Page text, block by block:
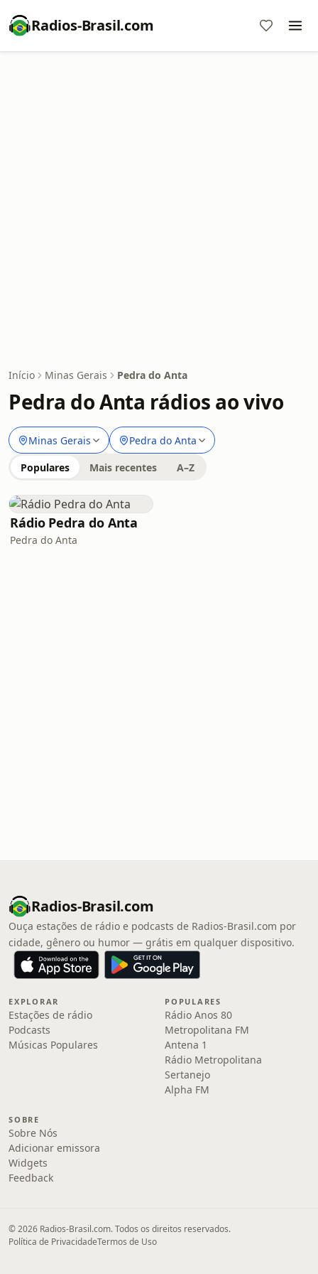
Radios-Brasil.com
Início Minas Gerais Pedra do Anta
Pedra do Anta rádios ao vivo
Minas Gerais Pedra do Anta
Populares Mais recentes A–Z
Rádio Pedra do Anta
Pedra do Anta
Radios-Brasil.com
Ouça estações de rádio e podcasts de Radios-Brasil.com por
cidade, gênero ou humor — grátis em qualquer dispositivo.
EXPLORAR
Estações de rádio
Podcasts
Músicas Populares
POPULARES
Rádio Anos 80
Metropolitana FM
Antena 1
Rádio Metropolitana
Sertanejo
Alpha FM
SOBRE
Sobre Nós
Adicionar emissora
Widgets
Feedback
© 2026 Radios-Brasil.com. Todos os direitos reservados.
Política de PrivacidadeTermos de Uso